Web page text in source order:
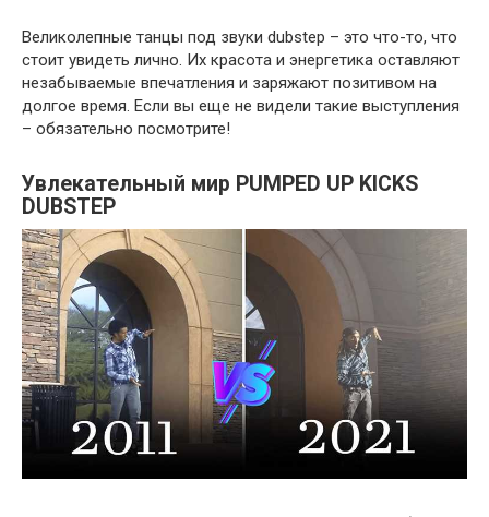
Великолепные танцы под звуки dubstep – это что-то, что
стоит увидеть лично. Их красота и энергетика оставляют
незабываемые впечатления и заряжают позитивом на
долгое время. Если вы еще не видели такие выступления
– обязательно посмотрите!
Увлекательный мир PUMPED UP KICKS
DUBSTEP